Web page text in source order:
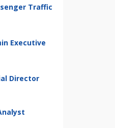
Traffic
Executive
Director